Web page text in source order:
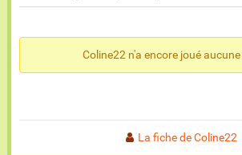
Coline22 n'a encore joué
La fiche de Coline22